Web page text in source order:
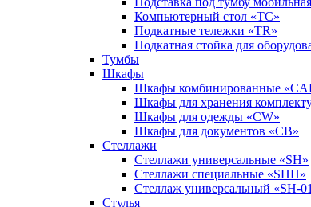
Компьютерный стол «TC»
Подкатные тележки «TR»
Подкатная стойка для
Тумбы
Шкафы
Шкафы комбинированные
Шкафы для хранения
Шкафы для одежды «CW»
Шкафы для документов «CB»
Стеллажи
Стеллажи универсальные «SH»
Стеллажи специальные «SHH»
Стеллаж универсальный «SH-
Стулья